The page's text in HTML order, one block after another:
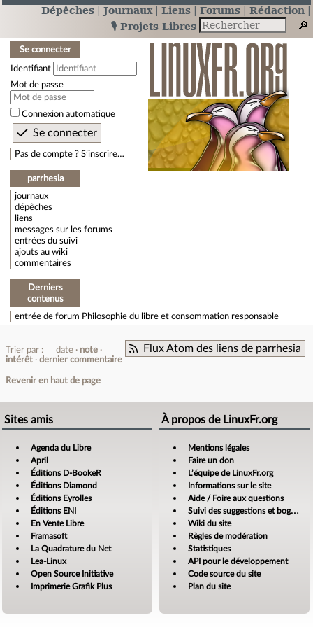
Dépêches Journaux Liens Forums
Rédaction
🎙️ Projets Libres
Se connecter
Identifiant
Mot de passe
Connexion automatique
Pas de compte ? S’inscrire…
parrhesia
journaux
dépêches
liens
messages sur les forums
entrées du suivi
ajouts au wiki
commentaires
Derniers
contenus
entrée de forum Philosophie du libre et consommation responsable
Flux Atom des liens de parrhesia
Trier par : date
note
intérêt
dernier commentaire
Revenir en haut de page
Sites amis
Agenda du Libre
April
Éditions D-BookeR
Éditions Diamond
Éditions Eyrolles
Éditions ENI
En Vente Libre
Framasoft
La Quadrature du Net
Lea-Linux
Open Source Initiative
Imprimerie Grafik Plus
À propos de LinuxFr.org
Mentions légales
Faire un don
L’équipe de LinuxFr.org
Informations sur le site
Aide / Foire aux questions
Suivi des suggestions et bogues
Wiki du site
Règles de modération
Statistiques
API pour le développement
Code source du site
Plan du site